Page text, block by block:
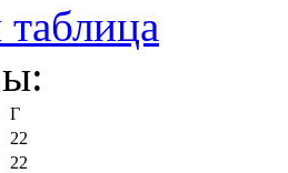
Г
22
22